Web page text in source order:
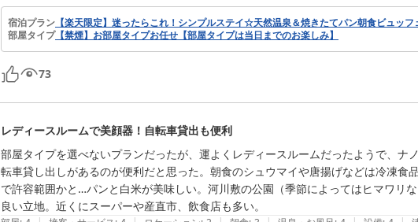
宿泊プラン 【楽天限定】迷ったらこれ！シンプルステイ☆天然温泉＆焼きたてパン朝食ビュッフ
部屋タイプ【禁煙】お部屋タイプお任せ【部屋タイプは当日までのお楽しみ】
73
レディースルームで美顔器！自転車貸出も便利
部屋タイプを選べないプランだったが、運よくレディースルームだったようで、ナ
転車貸し出しがあるのが便利だと思った。朝食のシュウマイや唐揚げなどは冷凍食
で許容範囲かと…パンと白米が美味しい。河川敷の公園（季節によってはヒマワリ
良い立地。近くにスーパーや産直市、飲食店も多い。